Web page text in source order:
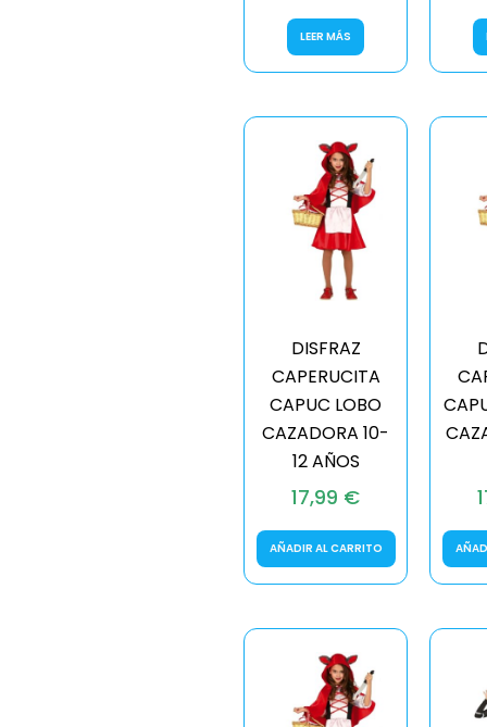
LEER MÁS
DISFRAZ
CAPERUCITA
CAPUC LOBO
CAZADORA 10-
12 AÑOS
17,99 €
AÑADIR AL CARRITO